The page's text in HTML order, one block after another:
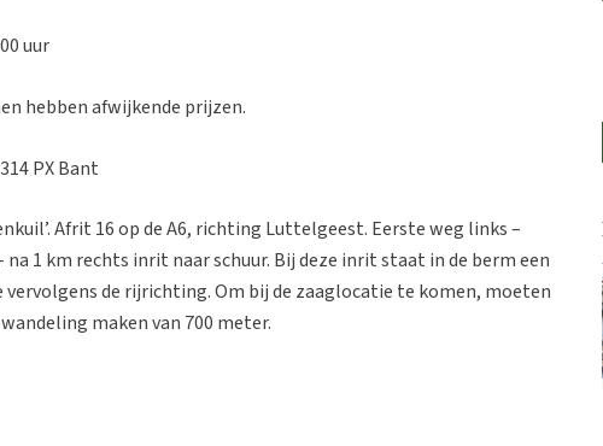
uur
hebben afwijkende prijzen.
PX Bant
Afrit 16 op de A6, richting Luttelgeest. Eerste weg links –
1 km rechts inrit naar schuur. Bij deze inrit staat in de berm een
de rijrichting. Om bij de zaaglocatie te komen, moeten
maken van 700 meter.